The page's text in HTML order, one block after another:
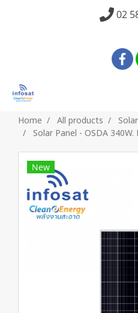
02
Home All products
Solar Panel - OSDA
New